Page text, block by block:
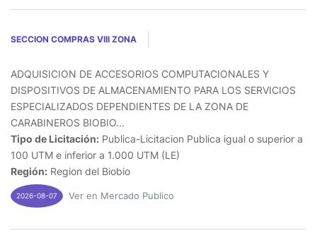
SECCION COMPRAS VIII ZONA
ADQUISICION DE ACCESORIOS COMPUTACIONALES Y
DISPOSITIVOS DE ALMACENAMIENTO PARA LOS SERVICIOS
ESPECIALIZADOS DEPENDIENTES DE LA ZONA DE
CARABINEROS BIOBIO...
Tipo de Licitación: Publica-Licitacion Publica igual o superior a
100 UTM e inferior a 1.000 UTM (LE)
Región: Region del Biobio
2026-08-07 Ver en Mercado Publico